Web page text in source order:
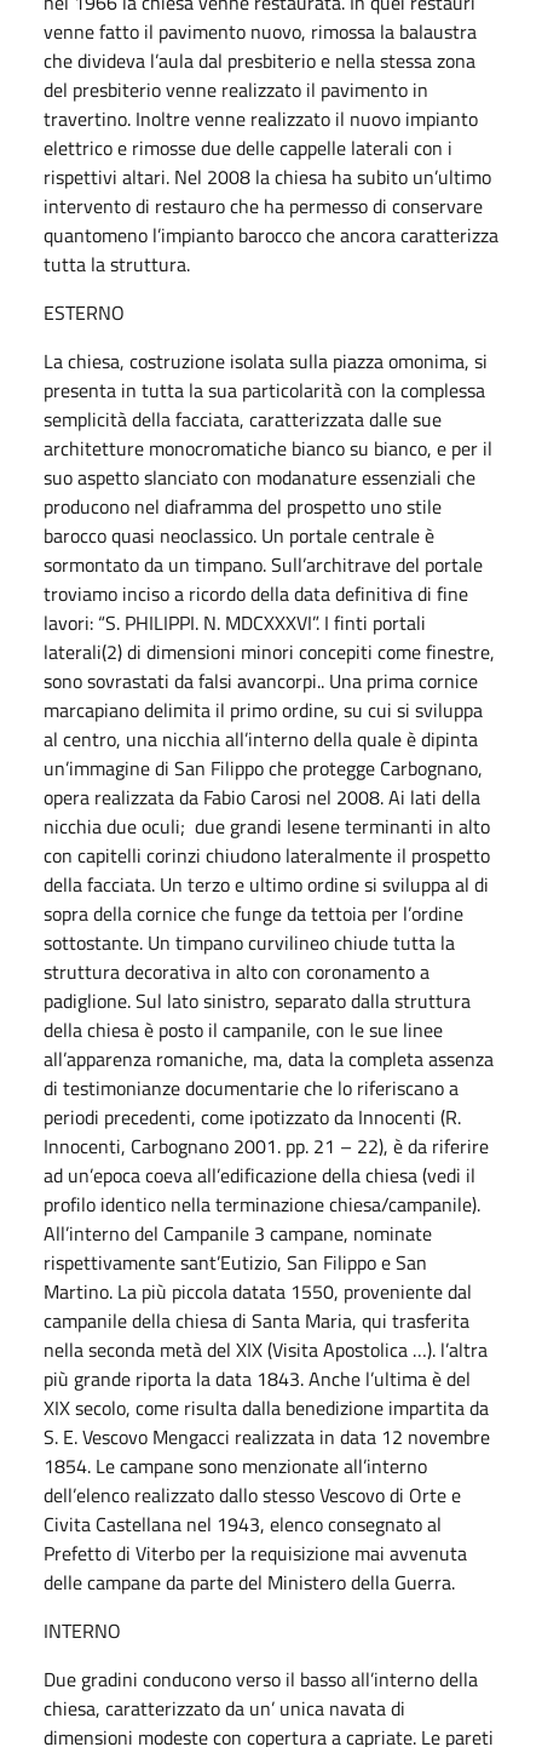
venne fatto il pavimento nuovo, rimossa la balaustra
che divideva l’aula dal presbiterio e nella stessa zona
del presbiterio venne realizzato il pavimento in
travertino. Inoltre venne realizzato il nuovo impianto
elettrico e rimosse due delle cappelle laterali con i
rispettivi altari. Nel 2008 la chiesa ha subito un’ultimo
intervento di restauro che ha permesso di conservare
quantomeno l’impianto barocco che ancora caratterizza
tutta la struttura.
ESTERNO
La chiesa, costruzione isolata sulla piazza omonima, si
presenta in tutta la sua particolarità con la complessa
semplicità della facciata, caratterizzata dalle sue
architetture monocromatiche bianco su bianco, e per il
suo aspetto slanciato con modanature essenziali che
producono nel diaframma del prospetto uno stile
barocco quasi neoclassico. Un portale centrale è
sormontato da un timpano. Sull’architrave del portale
troviamo inciso a ricordo della data definitiva di fine
lavori: “S. PHILIPPI. N. MDCXXXVI”. I finti portali
laterali(2) di dimensioni minori concepiti come finestre,
sono sovrastati da falsi avancorpi.. Una prima cornice
marcapiano delimita il primo ordine, su cui si sviluppa
al centro, una nicchia all’interno della quale è dipinta
un’immagine di San Filippo che protegge Carbognano,
opera realizzata da Fabio Carosi nel 2008. Ai lati della
nicchia due oculi; due grandi lesene terminanti in alto
con capitelli corinzi chiudono lateralmente il prospetto
della facciata. Un terzo e ultimo ordine si sviluppa al di
sopra della cornice che funge da tettoia per l’ordine
sottostante. Un timpano curvilineo chiude tutta la
struttura decorativa in alto con coronamento a
padiglione. Sul lato sinistro, separato dalla struttura
della chiesa è posto il campanile, con le sue linee
all’apparenza romaniche, ma, data la completa assenza
di testimonianze documentarie che lo riferiscano a
periodi precedenti, come ipotizzato da Innocenti (R.
Innocenti, Carbognano 2001. pp. 21 – 22), è da riferire
ad un’epoca coeva all’edificazione della chiesa (vedi il
profilo identico nella terminazione chiesa/campanile).
All’interno del Campanile 3 campane, nominate
rispettivamente sant’Eutizio, San Filippo e San
Martino. La più piccola datata 1550, proveniente dal
campanile della chiesa di Santa Maria, qui trasferita
nella seconda metà del XIX (Visita Apostolica …). l’altra
più grande riporta la data 1843. Anche l’ultima è del
XIX secolo, come risulta dalla benedizione impartita da
S. E. Vescovo Mengacci realizzata in data 12 novembre
1854. Le campane sono menzionate all’interno
dell’elenco realizzato dallo stesso Vescovo di Orte e
Civita Castellana nel 1943, elenco consegnato al
Prefetto di Viterbo per la requisizione mai avvenuta
delle campane da parte del Ministero della Guerra.
INTERNO
Due gradini conducono verso il basso all’interno della
chiesa, caratterizzato da un’ unica navata di
dimensioni modeste con copertura a capriate. Le pareti